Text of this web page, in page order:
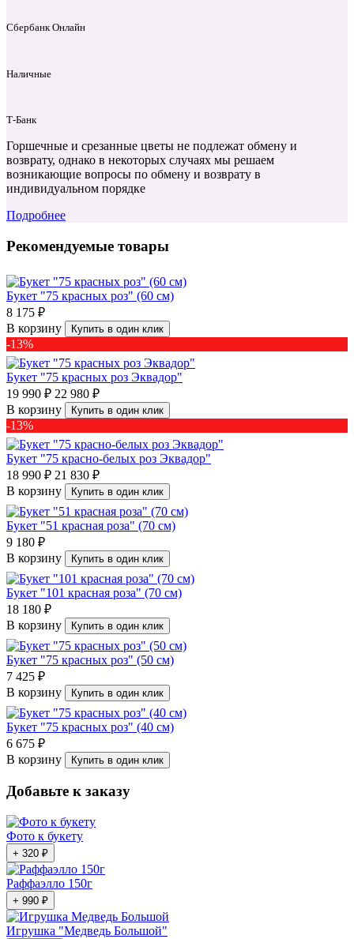
Сбербанк Онлайн
Наличные
Т‑Банк
Горшечные и срезанные цветы не подлежат обмену и
возврату, однако в некоторых случаях мы решаем
возникающие вопросы по обмену и возврату в
индивидуальном порядке
Подробнее
Рекомендуемые товары
Букет "75 красных роз" (60 см)
8 175 ₽
В корзину
Купить в один клик
-13%
Букет "75 красных роз Эквадор"
19 990 ₽ 22 980 ₽
В корзину
Купить в один клик
-13%
Букет "75 красно-белых роз Эквадор"
18 990 ₽ 21 830 ₽
В корзину
Купить в один клик
Букет "51 красная роза" (70 см)
9 180 ₽
В корзину
Купить в один клик
Букет "101 красная роза" (70 см)
18 180 ₽
В корзину
Купить в один клик
Букет "75 красных роз" (50 см)
7 425 ₽
В корзину
Купить в один клик
Букет "75 красных роз" (40 см)
6 675 ₽
В корзину
Купить в один клик
Добавьте к заказу
Фото к букету
+ 320 ₽
Раффаэлло 150г
+ 990 ₽
Игрушка "Медведь Большой"